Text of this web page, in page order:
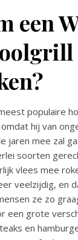
een
populaire
hij van
jaren mee zal
soorten
vlees mee
veelzijdig, en
ze zo
een grote
en